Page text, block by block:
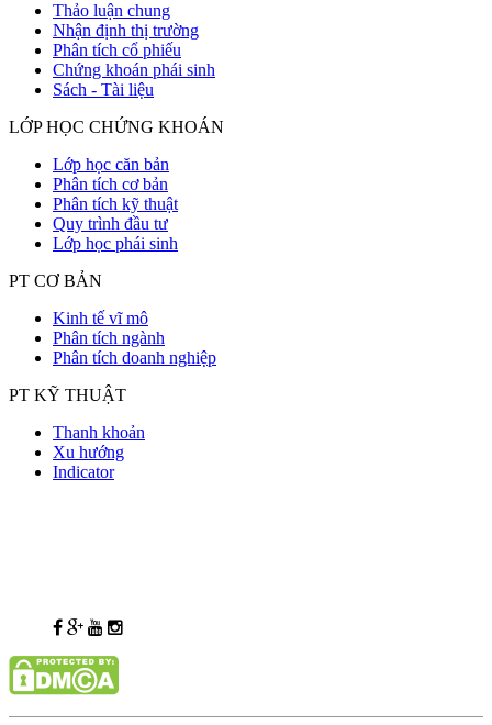
Thảo luận chung
Nhận định thị trường
Phân tích cổ phiếu
Chứng khoán phái sinh
Sách - Tài liệu
LỚP HỌC CHỨNG KHOÁN
Lớp học căn bản
Phân tích cơ bản
Phân tích kỹ thuật
Quy trình đầu tư
Lớp học phái sinh
PT CƠ BẢN
Kinh tế vĩ mô
Phân tích ngành
Phân tích doanh nghiệp
PT KỸ THUẬT
Thanh khoản
Xu hướng
Indicator